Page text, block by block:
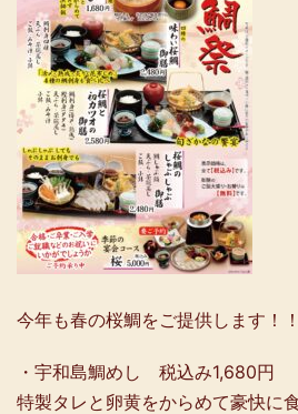
今年も春の桜鯛をご提供します！！
・宇和島鯛めし 税込み1,680円
特製タレと卵黄をからめて豪快に